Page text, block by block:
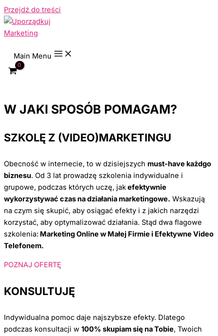
Przejdź do treści
Main Menu
Cześć! Tutaj Paulina Chyła.
POMAGAM OSIĄGAĆ
BIZNESOWE CELE
DZIĘKI VIDEO MARKETINGOWI
W JAKI SPOSÓB POMAGAM?
SZKOLĘ Z (VIDEO)MARKETINGU
Obecność w internecie, to w dzisiejszych must-have każdgo
biznesu. Od 3 lat prowadzę szkolenia indywidualne i
grupowe, podczas których uczę, jakefektywnie
wykorzystywać czas na działania marketingowe. Wskazują
na czym się skupić, aby osiągać efekty i z jakich narzędzi
korzystać, aby optymalizować działania. Stąd dwa flagowe
szkolenia: Marketing Online w Małej Firmie i Efektywne Video
Telefonem.
POZNAJ OFERTĘ
KONSULTUJĘ
Indywidualna pomoc daje najszybsze efekty. Dlatego
podczas konsultacji w 100% skupiam się na Tobie, Twoich